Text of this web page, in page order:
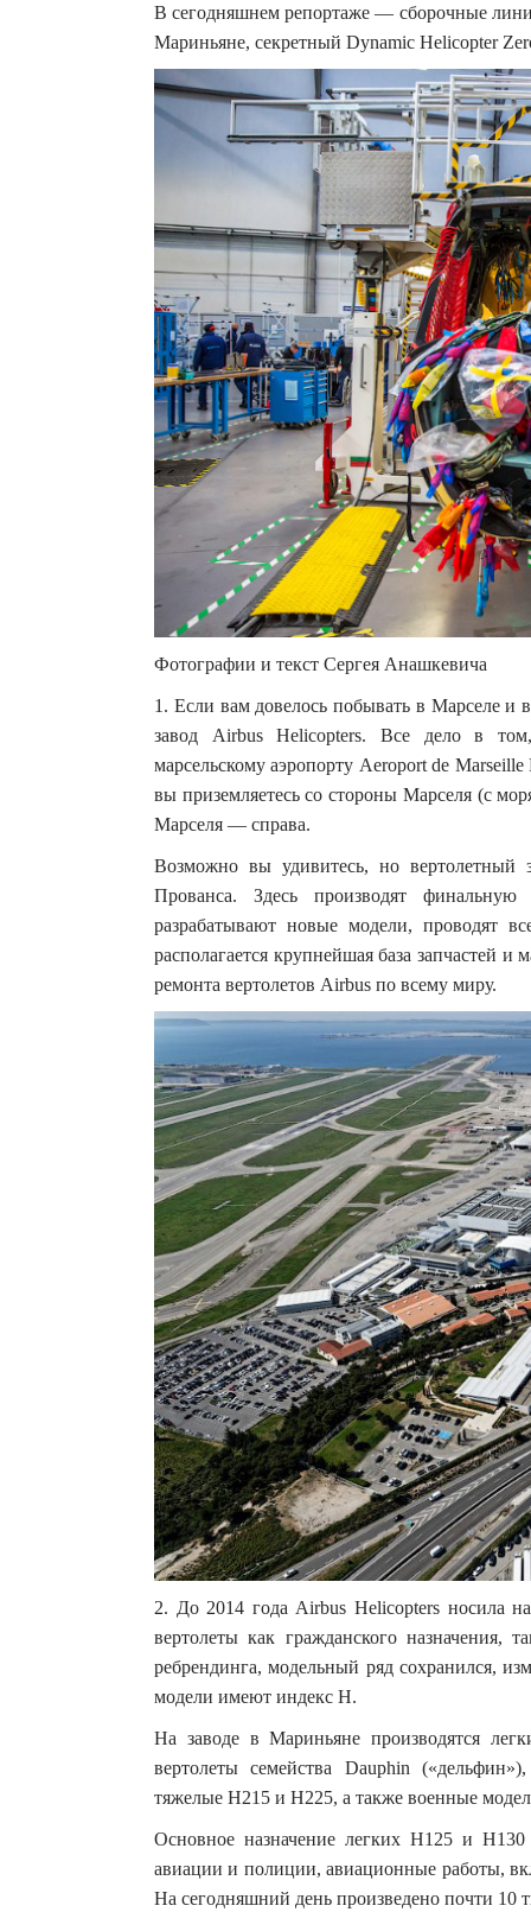
В сегодняшнем репортаже — сборочные
Мариньяне, секретный Dynamic Helicopter
Фотографии и текст Сергея Анашкевича
1. Если вам довелось побывать в Марселе
завод Airbus Helicopters. Все дело в
марсельскому аэропорту Aeroport de
вы приземляетесь со стороны Марселя (с
Марселя — справа.
Возможно вы удивитесь, но
Прованса. Здесь производят
разрабатывают новые модели, проводят
располагается крупнейшая база запчастей
ремонта вертолетов Airbus по всему миру.
2. До 2014 года Airbus Helicopters носила
вертолеты как гражданского
ребрендинга, модельный ряд сохранился,
модели имеют индекс H.
На заводе в Мариньяне производятся
вертолеты семейства Dauphin
тяжелые H215 и H225, а также военные
Основное назначение легких H125 и
авиации и полиции, авиационные работы,
На сегодняшний день произведено почти 10